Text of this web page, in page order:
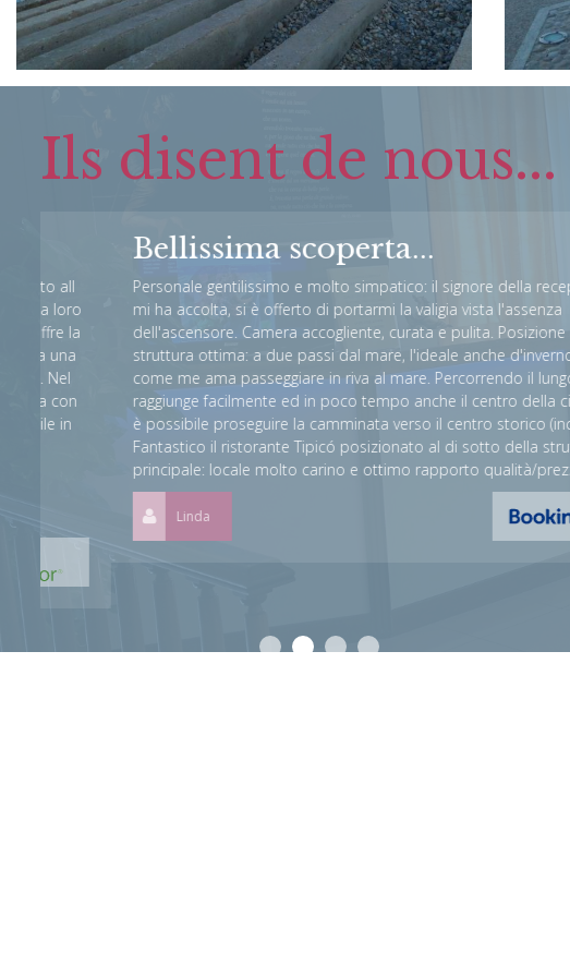
Ils disent de nous...
Bellissima scoperta...
Personale gentilissimo e molto simpatico: il signore della reception, che
mi ha accolta, si è offerto di portarmi la valigia vista l'assenza
dell'ascensore. Camera accogliente, curata e pulita. Posizione della
struttura ottima: a due passi dal mare, l'ideale anche d'inverno per chi
come me ama passeggiare in riva al mare. Percorrendo il lungomare si
raggiunge facilmente ed in poco tempo anche il centro della città e da lì
è possibile proseguire la camminata verso il centro storico (incantevole).
Fantastico il ristorante Tipicó posizionato al di sotto della struttura
principale: locale molto carino e ottimo rapporto qualità/prezzo